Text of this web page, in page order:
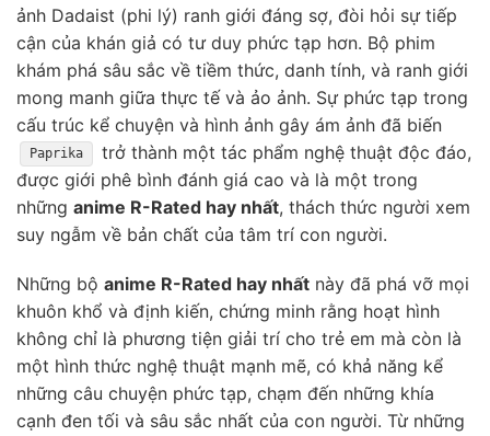
ảnh Dadaist (phi lý) ranh giới đáng sợ, đòi hỏi sự tiếp
cận của khán giả có tư duy phức tạp hơn. Bộ phim
khám phá sâu sắc về tiềm thức, danh tính, và ranh giới
mong manh giữa thực tế và ảo ảnh. Sự phức tạp trong
cấu trúc kể chuyện và hình ảnh gây ám ảnh đã biến
Paprika
trở thành một tác phẩm nghệ thuật độc đáo,
được giới phê bình đánh giá cao và là một trong
những anime R-Rated hay nhất, thách thức người xem
suy ngẫm về bản chất của tâm trí con người.
Những bộ anime R-Rated hay nhất này đã phá vỡ mọi
khuôn khổ và định kiến, chứng minh rằng hoạt hình
không chỉ là phương tiện giải trí cho trẻ em mà còn là
một hình thức nghệ thuật mạnh mẽ, có khả năng kể
những câu chuyện phức tạp, chạm đến những khía
cạnh đen tối và sâu sắc nhất của con người. Từ những